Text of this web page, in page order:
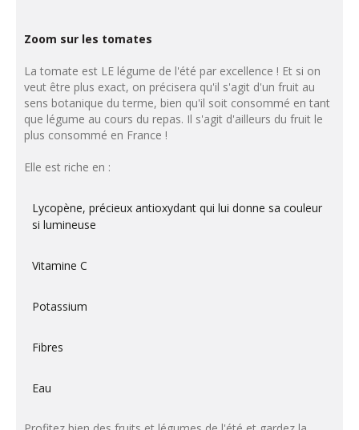
Zoom sur les tomates
La tomate est LE légume de l'été par excellence ! Et si on
veut être plus exact, on précisera qu'il s'agit d'un fruit au
sens botanique du terme, bien qu'il soit consommé en tant
que légume au cours du repas. Il s'agit d'ailleurs du fruit le
plus consommé en France !
Elle est riche en :
Lycopène, précieux antioxydant qui lui donne sa couleur
si lumineuse
Vitamine C
Potassium
Fibres
Eau